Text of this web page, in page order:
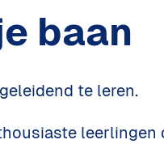
baan
te leren.